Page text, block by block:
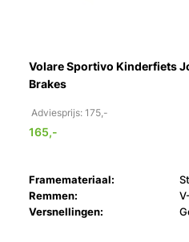
Volare Sportivo Kinderfiets
Brakes
Adviesprijs: 175,-
165,-
Framemateriaal:
Remmen:
Versnellingen: